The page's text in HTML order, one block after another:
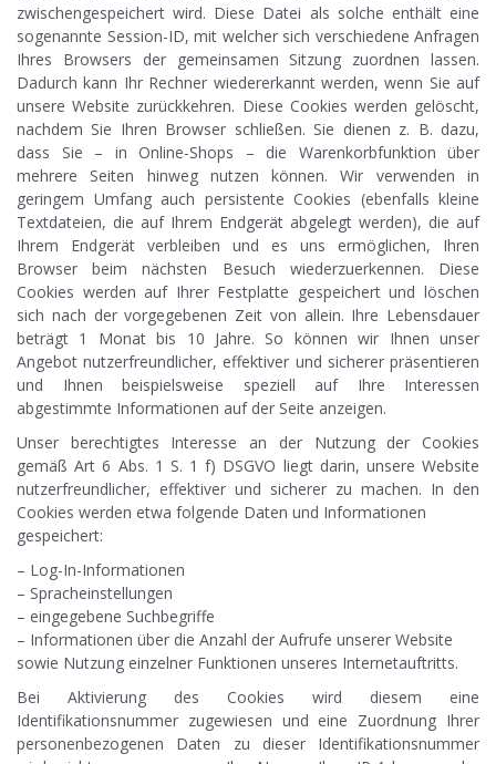
zwischengespeichert wird. Diese Datei als solche enthält eine
sogenannte Session-ID, mit welcher sich verschiedene Anfragen
Ihres Browsers der gemeinsamen Sitzung zuordnen lassen.
Dadurch kann Ihr Rechner wiedererkannt werden, wenn Sie auf
unsere Website zurückkehren. Diese Cookies werden gelöscht,
nachdem Sie Ihren Browser schließen. Sie dienen z. B. dazu,
dass Sie – in Online-Shops – die Warenkorbfunktion über
mehrere Seiten hinweg nutzen können. Wir verwenden in
geringem Umfang auch persistente Cookies (ebenfalls kleine
Textdateien, die auf Ihrem Endgerät abgelegt werden), die auf
Ihrem Endgerät verbleiben und es uns ermöglichen, Ihren
Browser beim nächsten Besuch wiederzuerkennen. Diese
Cookies werden auf Ihrer Festplatte gespeichert und löschen
sich nach der vorgegebenen Zeit von allein. Ihre Lebensdauer
beträgt 1 Monat bis 10 Jahre. So können wir Ihnen unser
Angebot nutzerfreundlicher, effektiver und sicherer präsentieren
und Ihnen beispielsweise speziell auf Ihre Interessen
abgestimmte Informationen auf der Seite anzeigen.
Unser berechtigtes Interesse an der Nutzung der Cookies
gemäß Art 6 Abs. 1 S. 1 f) DSGVO liegt darin, unsere Website
nutzerfreundlicher, effektiver und sicherer zu machen. In den
Cookies werden etwa folgende Daten und Informationen
gespeichert:
– Log-In-Informationen
– Spracheinstellungen
– eingegebene Suchbegriffe
– Informationen über die Anzahl der Aufrufe unserer Website
sowie Nutzung einzelner Funktionen unseres Internetauftritts.
Bei Aktivierung des Cookies wird diesem eine
Identifikationsnummer zugewiesen und eine Zuordnung Ihrer
personenbezogenen Daten zu dieser Identifikationsnummer